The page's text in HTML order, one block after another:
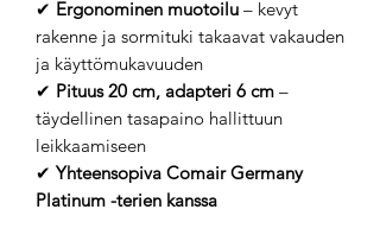
✔ Ergonominen muotoilu – kevyt
rakenne ja sormituki takaavat vakauden
ja käyttömukavuuden
✔ Pituus 20 cm, adapteri 6 cm –
täydellinen tasapaino hallittuun
leikkaamiseen
✔Yhteensopiva Comair Germany
Platinum -terien kanssa